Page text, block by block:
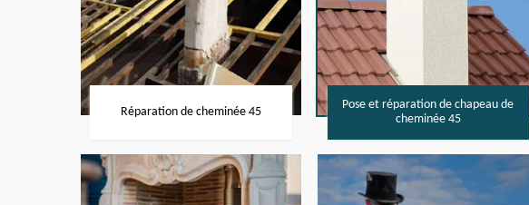
Réparation de cheminée 45
Pose et réparation de chapeau de
cheminée 45